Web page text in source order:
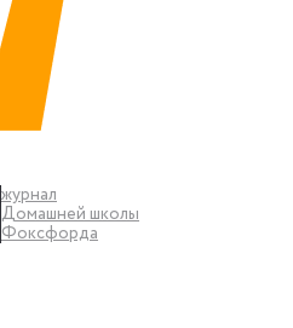
журнал
Домашней школы
Фоксфорда